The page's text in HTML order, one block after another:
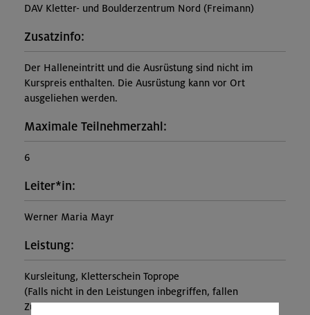
DAV Kletter- und Boulderzentrum Nord (Freimann)
Zusatzinfo:
Der Halleneintritt und die Ausrüstung sind nicht im
Kurspreis enthalten. Die Ausrüstung kann vor Ort
ausgeliehen werden.
Maximale Teilnehmerzahl:
6
Leiter*in:
Werner Maria Mayr
Leistung:
Kursleitung, Kletterschein Toprope
(Falls nicht in den Leistungen inbegriffen, fallen
Zusatzkosten für z.B. An- und Abreise, Verpflegung,